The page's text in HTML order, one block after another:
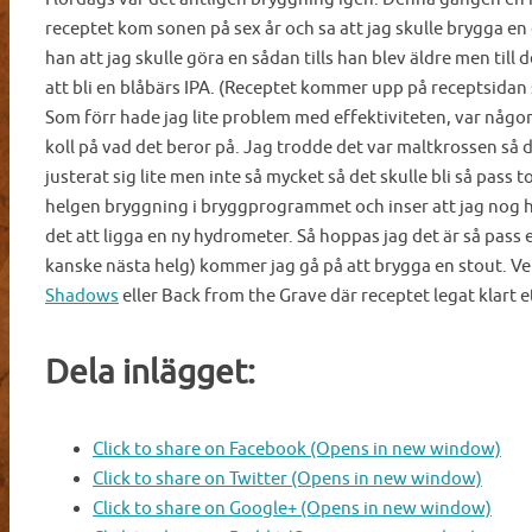
receptet kom sonen på sex år och sa att jag skulle brygga
han att jag skulle göra en sådan tills han blev äldre men till
att bli en blåbärs IPA. (Receptet kommer upp på
Som förr hade jag lite problem med effektiviteten, var
koll på vad det beror på. Jag trodde det var maltkrossen så
justerat sig lite men inte så mycket så det skulle bli så
helgen bryggning i bryggprogrammet och inser att jag
det att ligga en ny hydrometer. Så hoppas jag det är så
kanske nästa helg) kommer jag gå på att brygga en stout.
Shadows eller Back from the Grave där receptet legat klart
Dela inlägget:
Click to share on Facebook (Opens in new window)
Click to share on Twitter (Opens in new window)
Click to share on Google+ (Opens in new window)